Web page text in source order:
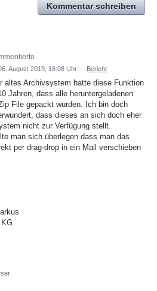
Kommentar schreiben
August 2019, 18:08 Uhr · Bericht
altes Archivsystem hatte diese Funktion
Jahren, dass alle heruntergeladenen
File gepackt wurden. Ich bin doch
dass dieses an sich doch eher
nicht zur Verfügung stellt.
man sich überlegen dass man das
per drag-drop in ein Mail verschieben